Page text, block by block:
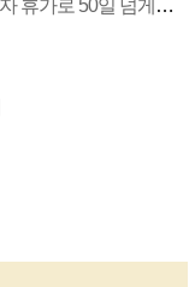
필리핀 '하이옌' 사망자 시신 1400구, 담당자 휴가로 50일 넘게 개활지 방치